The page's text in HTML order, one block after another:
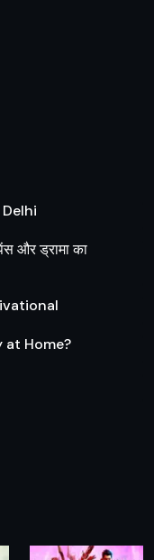
और ड्रामा का
at Home?